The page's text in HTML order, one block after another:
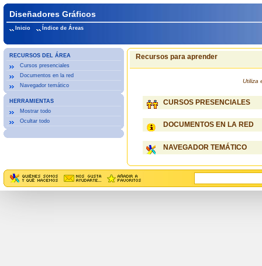
Diseñadores Gráficos
Inicio Índice de Áreas
RECURSOS DEL ÁREA
Cursos presenciales
Documentos en la red
Navegador temático
HERRAMIENTAS
Mostrar todo
Ocultar todo
Recursos para aprender
Utiliza
CURSOS PRESENCIALES
DOCUMENTOS EN LA RED
NAVEGADOR TEMÁTICO